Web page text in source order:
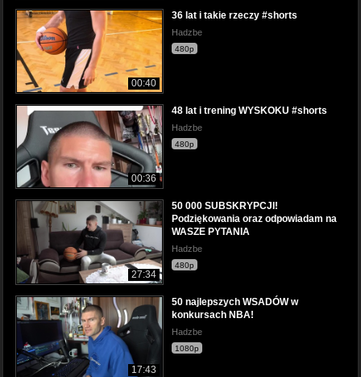
00:40
36 lat i takie rzeczy #shorts
Hadzbe
480p
00:36
48 lat i trening WYSKOKU #shorts
Hadzbe
480p
27:34
50 000 SUBSKRYPCJI!
Podziękowania oraz odpowiadam na
WASZE PYTANIA
Hadzbe
480p
17:43
50 najlepszych WSADÓW w
konkursach NBA!
Hadzbe
1080p